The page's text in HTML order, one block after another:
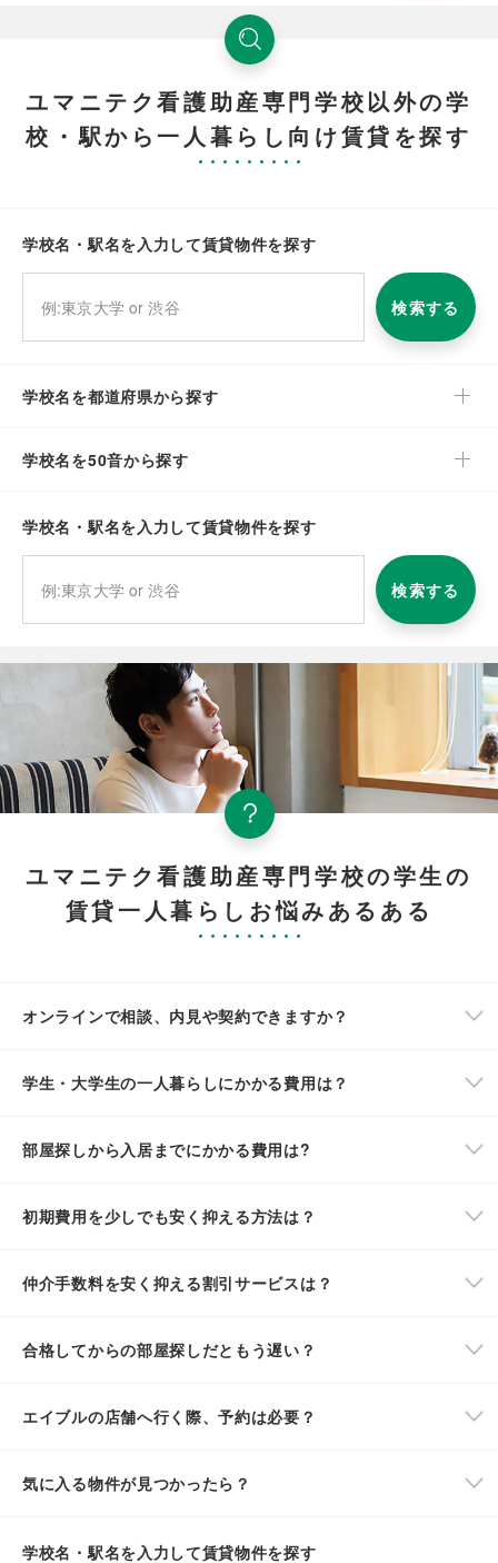
ユマニテク看護助産専門学校以外の学
校・駅から一人暮らし向け賃貸を探す
学校名・駅名を入力して賃貸物件を探す
検索する
学校名を都道府県から探す
学校名を50音から探す
学校名・駅名を入力して賃貸物件を探す
検索する
ユマニテク看護助産専門学校の学生の
賃貸一人暮らしお悩みあるある
オンラインで相談、内見や契約できますか？
学生・大学生の一人暮らしにかかる費用は？
部屋探しから入居までにかかる費用は?
初期費用を少しでも安く抑える方法は？
仲介手数料を安く抑える割引サービスは？
合格してからの部屋探しだともう遅い？
エイブルの店舗へ行く際、予約は必要？
気に入る物件が見つかったら？
学校名・駅名を入力して賃貸物件を探す